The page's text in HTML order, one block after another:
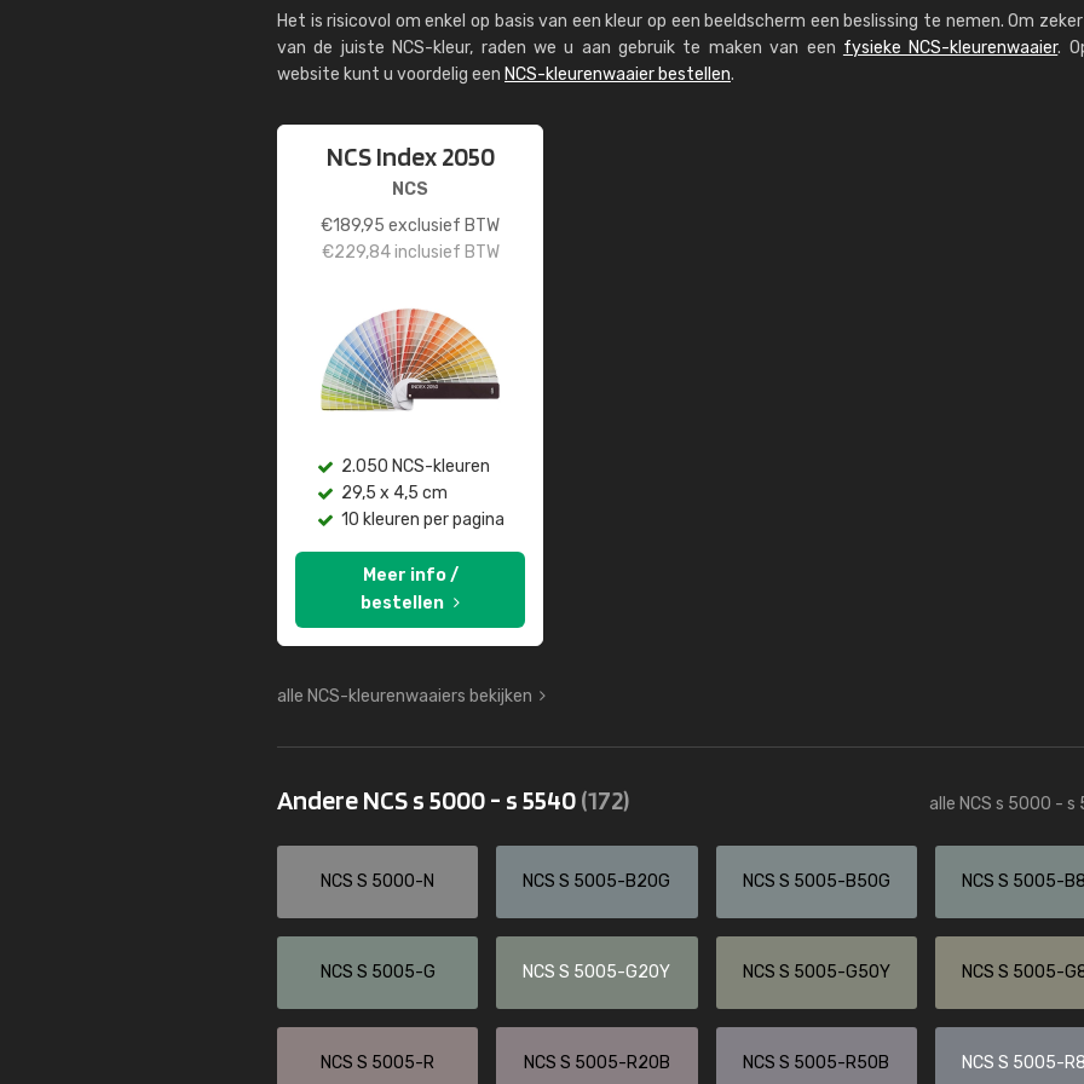
Het is risicovol om enkel op basis van een kleur op een beeldscherm een beslissing te nemen. Om
van de juiste NCS-kleur, raden we u aan gebruik te maken van een fysieke NCS-kleurenwaaier.
website kunt u voordelig een NCS-kleurenwaaier bestellen.
NCS Index 2050
NCS
€189,95 exclusief BTW
€229,84inclusief BTW
2.050 NCS-kleuren
29,5 x 4,5 cm
10 kleuren per pagina
Meer info /
bestellen
alle NCS-kleurenwaaiers bekijken
Andere NCS s 5000 - s 5540(172) alle NCS s 5000 - s
NCS S 5000-N NCS S 5005-B20G NCS S 5005-B50G NCS S 5005-
NCS S 5005-G NCS S 5005-G20Y NCS S 5005-G50Y NCS S 5005-
NCS S 5005-R NCS S 5005-R20B NCS S 5005-R50B NCS S 5005-